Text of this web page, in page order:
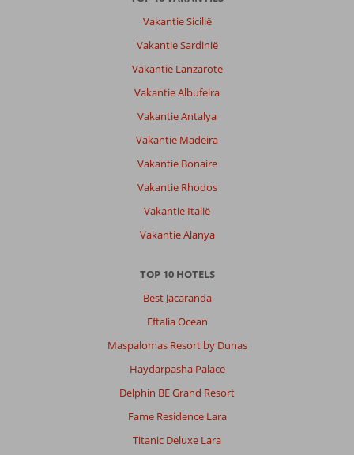
Vakantie Sicilië
Vakantie Sardinië
Vakantie Lanzarote
Vakantie Albufeira
Vakantie Antalya
Vakantie Madeira
Vakantie Bonaire
Vakantie Rhodos
Vakantie Italië
Vakantie Alanya
TOP 10 HOTELS
Best Jacaranda
Eftalia Ocean
Maspalomas Resort by Dunas
Haydarpasha Palace
Delphin BE Grand Resort
Fame Residence Lara
Titanic Deluxe Lara